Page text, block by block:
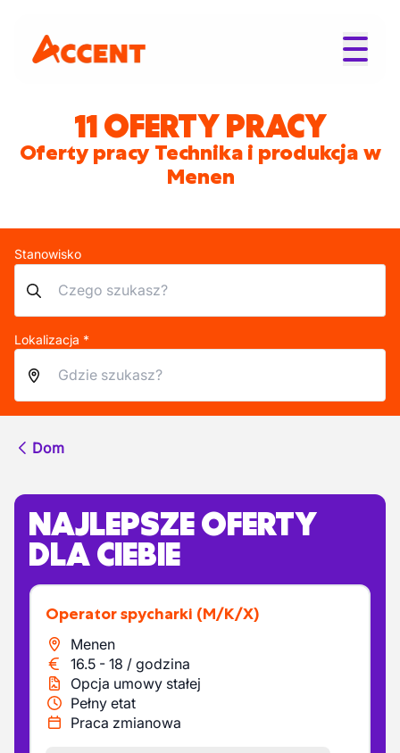
11 OFERTY PRACY
Oferty pracy Technika i produkcja w
Menen
Stanowisko
Lokalizacja *
Dom
NAJLEPSZE OFERTY
DLA CIEBIE
Operator spycharki (M/K/X)
Menen
16.5 - 18 / godzina
Opcja umowy stałej
Pełny etat
Praca zmianowa